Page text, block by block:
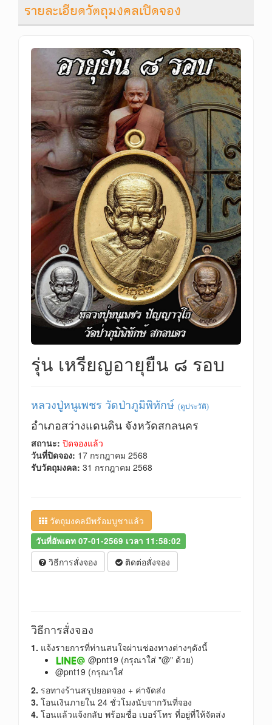
รายละเอียดวัตถุมงคลเปิดจอง
รุ่น เหรียญอายุยืน ๘ รอบ
หลวงปู่หนูเพชร วัดป่าภูมิพิทักษ์ (ดูประวัติ)
อำเภอสว่างแดนดิน จังหวัดสกลนคร
สถานะ: ปิดจองแล้ว
วันที่ปิดจอง: 17 กรกฎาคม 2568
รับวัตถุมงคล: 31 กรกฎาคม 2568
วัตถุมงคลมีพร้อมบูชาแล้ว
วันที่อัพเดท 07-01-2569 เวลา 11:58:02
วิธีการสั่งจอง ติดต่อสั่งจอง
วิธีการสั่งจอง
1. แจ้งรายการที่ท่านสนใจผ่านช่องทางต่างๆดังนี้
@pnt19 (กรุณาใส่ "@" ด้วย)
@pnt19 (กรุณาใส่
2. รอทางร้านสรุปยอดจอง + ค่าจัดส่ง
3. โอนเงินภายใน 24 ชั่วโมงนับจากวันที่จอง
4. โอนแล้วแจ้งกลับ พร้อมชื่อ เบอร์โทร ที่อยู่ที่ให้จัดส่ง